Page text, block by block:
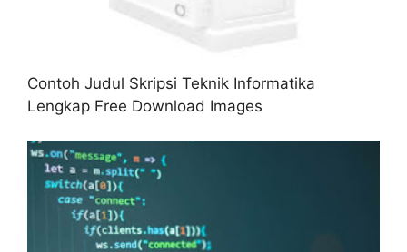
Contoh Judul Skripsi Teknik Informatika
Lengkap Free Download Images